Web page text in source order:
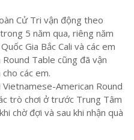
Cử Tri vận động theo
5 năm qua, riêng năm
Gia Bắc Cali và các em
Table cũng đã vận
các em.
American Round
trò chơi ở trước Trung Tâm
chờ đợi và sau khi nhận quà